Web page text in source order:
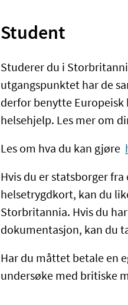
Student
Studerer du i
utgangspunktet har de
derfor benytte
helsehjelp. Les mer om
Les om hva du kan gjøre
Hvis du er statsborger
helsetrygdkort, kan du
Storbritannia. Hvis du
dokumentasjon, kan du
Har du måttet betale en
undersøke med britiske